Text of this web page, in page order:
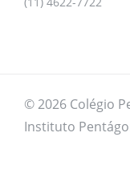
© 2026 Colégio
Instituto